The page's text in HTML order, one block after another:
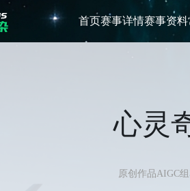
首页赛事详情赛事资料
心灵
原创作品AIGC组